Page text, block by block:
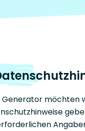
Generator möchten